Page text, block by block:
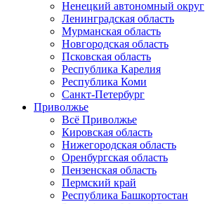
Ненецкий автономный округ
Ленинградская область
Мурманская область
Новгородская область
Псковская область
Республика Карелия
Республика Коми
Санкт-Петербург
Приволжье
Всё Приволжье
Кировская область
Нижегородская область
Оренбургская область
Пензенская область
Пермский край
Республика Башкортостан